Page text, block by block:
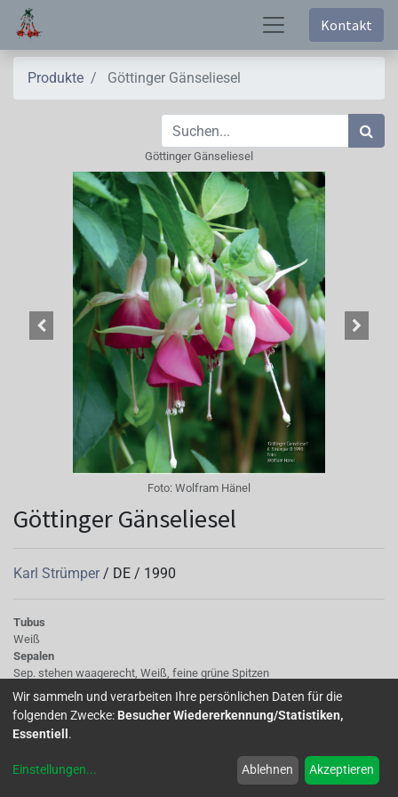
Kontakt
Produkte Göttinger Gänseliesel
Göttinger Gänseliesel
Foto: Wolfram Hänel
Göttinger Gänseliesel
Karl Strümper / DE / 1990
Tubus
Weiß
Sepalen
Sep. stehen waagerecht, Weiß, feine grüne Spitzen
Korolle/Petalen
Blüte: einfach, dunkelrosa
Laub
mittelgrün
überhängend
Wir sammeln und verarbeiten Ihre persönlichen Daten für die
folgenden Zwecke: Besucher Wiedererkennung/Statistiken,
Essentiell .
Einstellungen... Ablehnen Akzeptieren